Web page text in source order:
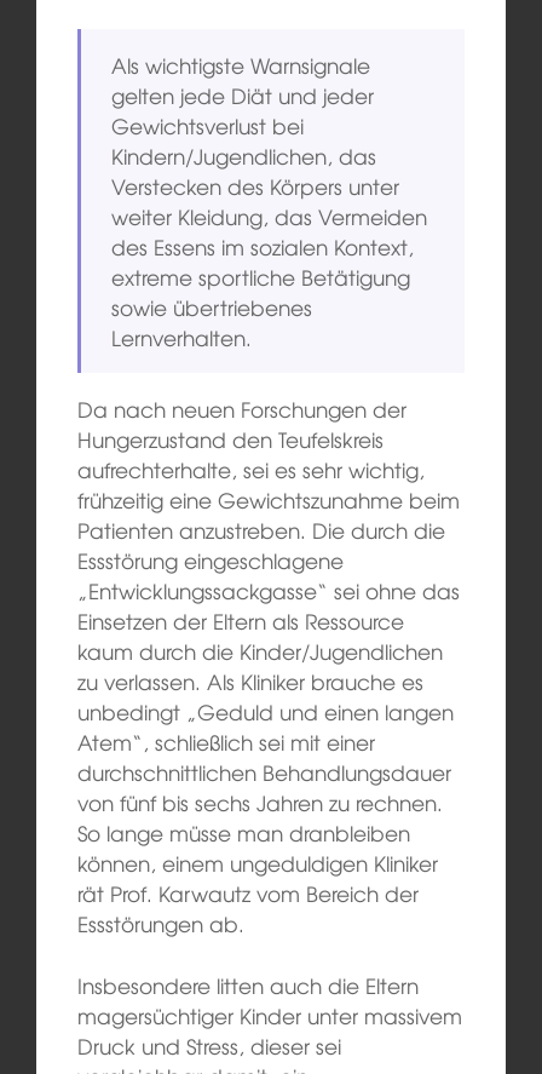
Als wichtigste Warnsignale
gelten jede Diät und jeder
Gewichtsverlust bei
Kindern/Jugendlichen, das
Verstecken des Körpers unter
weiter Kleidung, das Vermeiden
des Essens im sozialen Kontext,
extreme sportliche Betätigung
sowie übertriebenes
Lernverhalten.
Da nach neuen Forschungen der
Hungerzustand den Teufelskreis
aufrechterhalte, sei es sehr wichtig,
frühzeitig eine Gewichtszunahme beim
Patienten anzustreben. Die durch die
Essstörung eingeschlagene
„Entwicklungssackgasse“ sei ohne das
Einsetzen der Eltern als Ressource
kaum durch die Kinder/Jugendlichen
zu verlassen. Als Kliniker brauche es
unbedingt „Geduld und einen langen
Atem“, schließlich sei mit einer
durchschnittlichen Behandlungsdauer
von fünf bis sechs Jahren zu rechnen.
So lange müsse man dranbleiben
können, einem ungeduldigen Kliniker
rät Prof. Karwautz vom Bereich der
Essstörungen ab.
Insbesondere litten auch die Eltern
magersüchtiger Kinder unter massivem
Druck und Stress, dieser sei